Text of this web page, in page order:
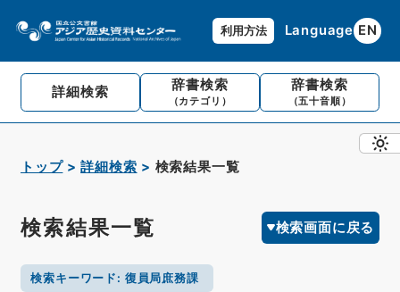
利用方法 Language EN
詳細検索 辞書検索
（カテゴリ）
辞書検索
（五十音順）
トップ 詳細検索 検索結果一覧
検索結果一覧 検索画面に戻る
検索キーワード : 復員局庶務課